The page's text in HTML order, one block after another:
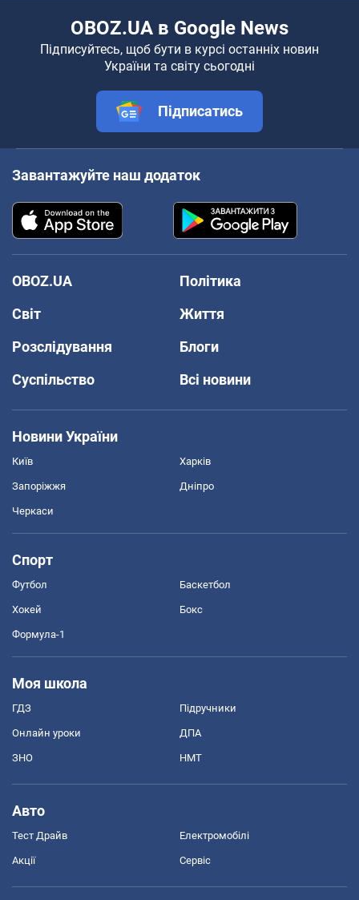
OBOZ.UA в Google News
Підписуйтесь, щоб бути в курсі останніх новин
України та світу сьогодні
Підписатись
Завантажуйте наш додаток
OBOZ.UA
Політика
Світ
Життя
Розслідування
Блоги
Суспільство
Всі новини
Новини України
Київ Харків
Запоріжжя Дніпро
Черкаси
Спорт
Футбол Баскетбол
Хокей Бокс
Формула-1
Моя школа
ГДЗ Підручники
Онлайн уроки ДПА
ЗНО НМТ
Авто
Тест Драйв Електромобілі
Акції Сервіс